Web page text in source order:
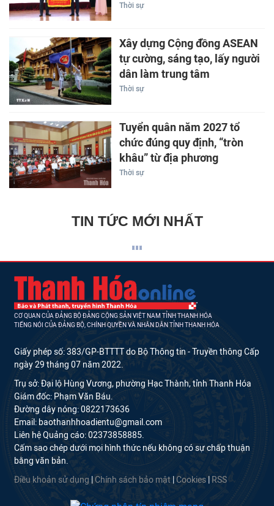
Thời sự
Xây dựng Cộng đồng ASEAN
tự cường, sáng tạo, lấy người
dân làm trung tâm
Thời sự
Tuyển quân năm 2027 tổ
chức đúng quy định, “tròn
khâu” từ địa phương
Thời sự
TIN TỨC MỚI NHẤT
CƠ QUAN CỦA ĐẢNG BỘ ĐẢNG CỘNG SẢN VIỆT NAM TỈNH THANH HÓA
TIẾNG NÓI CỦA ĐẢNG BỘ, CHÍNH QUYỀN VÀ NHÂN DÂN TỈNH THANH HÓA
Giấy phép số: 383/GP-BTTTT do Bộ Thông tin - Truyền thông Cấp
ngày 29 tháng 07 năm 2022.
Trụ sở: Đại lộ Hùng Vương, phường Hạc Thành, tỉnh Thanh Hóa
Giám đốc: Phạm Văn Báu.
Đường dây nóng: 0822173636
Email: baothanhhoadientu@gmail.com
Liên hệ Quảng cáo: 02373858885.
Cấm sao chép dưới mọi hình thức nếu không có sự chấp thuận
bằng văn bản.
Điều khoản sử dụng Chính sách bảo mật Cookies RSS